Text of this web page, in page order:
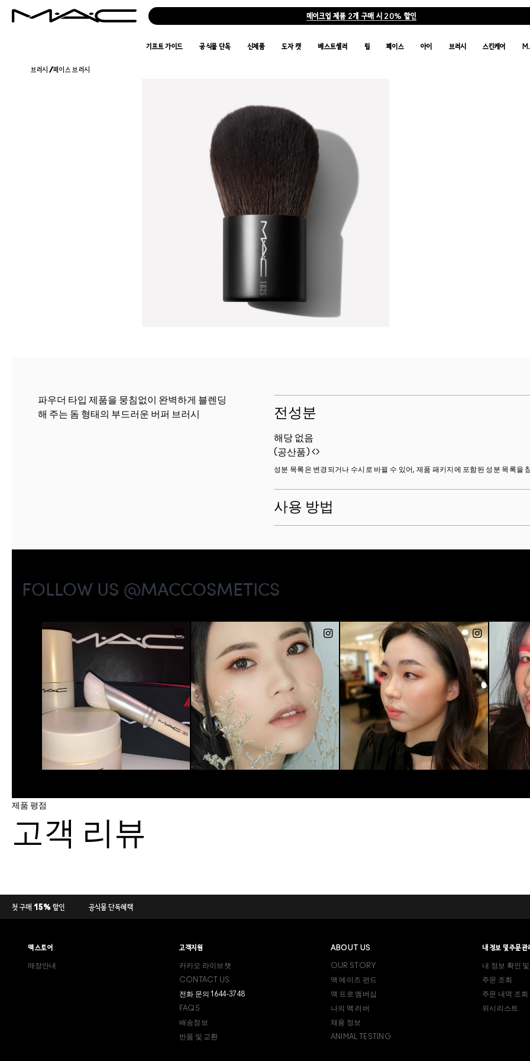
메이크업 제품 2개 구매 시 20% 할인
기프트 가이드 공식몰 단독 신제품 도자 캣 베스트셀러 립 페이스 아이 브러시 스킨케어
브러시 /페이스 브러시
파우더 타입 제품을 뭉침없이 완벽하게 블렌딩
해 주는 돔 형태의 부드러운 버퍼 브러시
전성분
해당 없음
(공산품)
성분 목록은 변경되거나 수시로 바뀔 수 있어, 제품 패키지에 포함된 성분 목록을
사용 방법
제품 평점
고객 리뷰
첫 구매 15% 할인 공식몰 단독혜택
맥 스토어
매장안내
고객지원
카카오 라이브챗
CONTACT US
전화 문의 1644-3748
FAQS
배송정보
반품 및 교환
ABOUT US
OUR STORY
맥 에이즈 펀드
맥 프로 멤버십
나의 맥 러버
채용 정보
ANIMAL TESTING
내 정보 및 주문관
내 정보 확인
주문 조회
주문 내역 조회
위시리스트